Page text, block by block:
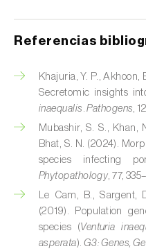
Referencias
Khajuria, Y. P., Akhoon,
Secretomic insights
inaequalis .Pathogens ,
Mubashir, S. S., Khan,
Bhat, S. N. (2024).
species infecting
Phytopathology , 77,
Le Cam, B., Sargent,
(2019). Population
species (Venturia
asperata). G3: Genes,